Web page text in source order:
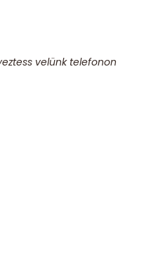
velünk telefonon